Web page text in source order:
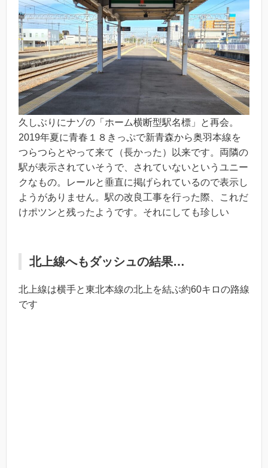
久しぶりにナゾの「ホーム横断型駅名標」と再会。
2019年夏に青春１８きっぷで新青森から奥羽本線を
つらつらとやって来て（長かった）以来です。両隣の
駅が表示されていそうで、されていないというユニー
クなもの。レールと垂直に掲げられているので表示し
ようがありません。駅の改良工事を行った際、これだ
けポツンと残ったようです。それにしても珍しい
北上線へもダッシュの結果…
北上線は横手と東北本線の北上を結ぶ約60キロの路線
です